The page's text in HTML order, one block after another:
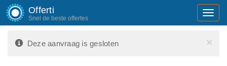
Offerti
Snel de beste offertes
×
Deze aanvraag is gesloten